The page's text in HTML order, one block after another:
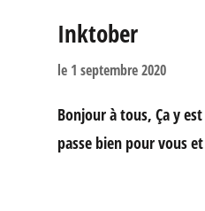
Inktober
le 1 septembre 2020
Bonjour à tous, Ça y
passe bien pour vous